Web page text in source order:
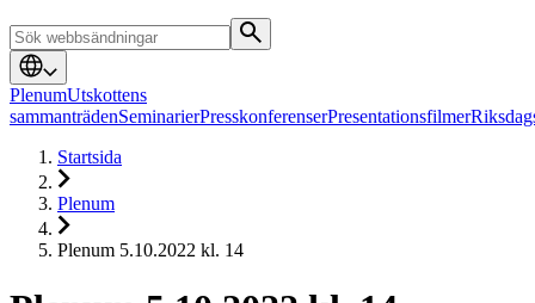
PlenumUtskottens
sammanträdenSeminarierPresskonferenserPresentationsfilmer
Startsida
Plenum
Plenum 5.10.2022 kl. 14